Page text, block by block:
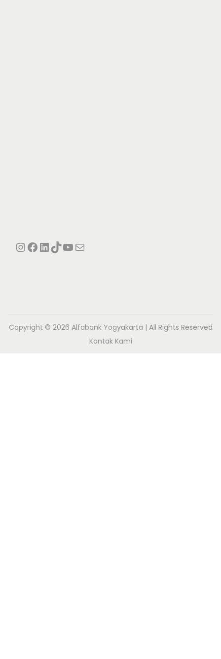
InstagramFacebook LinkedIn TikTok YouTube Mail
Copyright © 2026 Alfabank Yogyakarta | All Rights Reserved
Kontak Kami